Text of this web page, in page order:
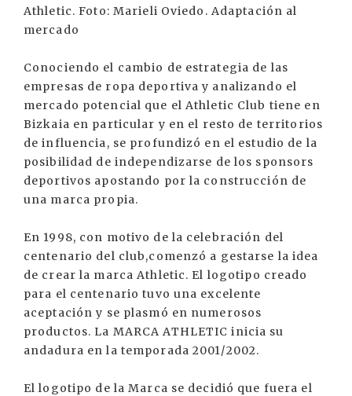
Athletic. Foto: Marieli Oviedo. Adaptación al
mercado
Conociendo el cambio de estrategia de las
empresas de ropa deportiva y analizando el
mercado potencial que el Athletic Club tiene en
Bizkaia en particular y en el resto de territorios
de influencia, se profundizó en el estudio de la
posibilidad de independizarse de los sponsors
deportivos apostando por la construcción de
una marca propia.
En 1998, con motivo de la celebración del
centenario del club,comenzó a gestarse la idea
de crear la marca Athletic. El logotipo creado
para el centenario tuvo una excelente
aceptación y se plasmó en numerosos
productos. La MARCA ATHLETIC inicia su
andadura en la temporada 2001/2002.
El logotipo de la Marca se decidió que fuera el